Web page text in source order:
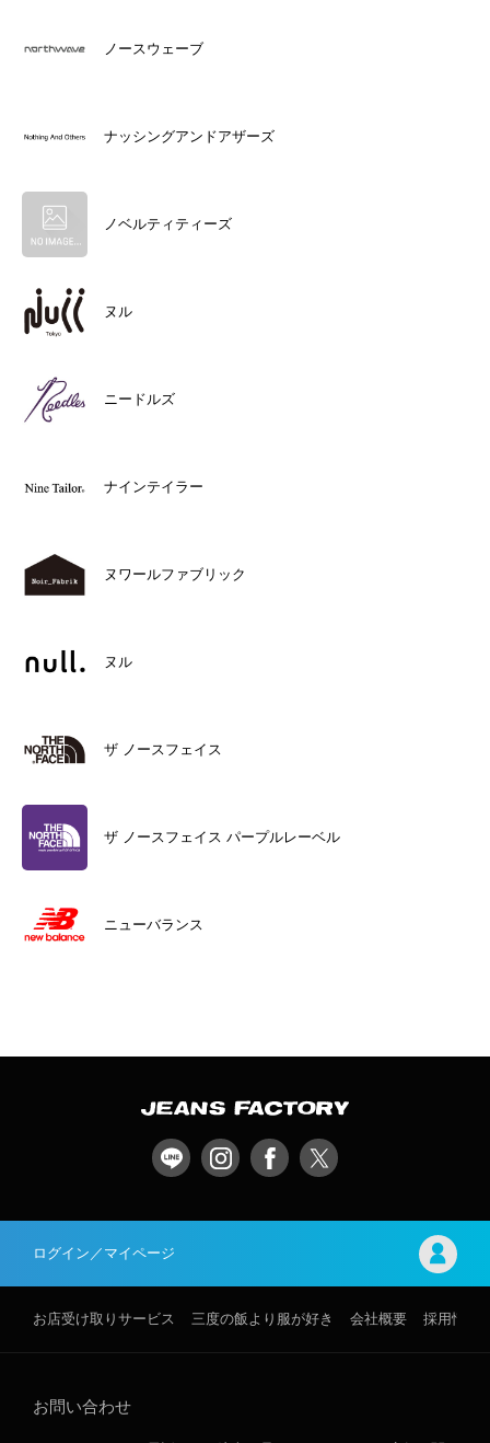
ノースウェーブ
ナッシングアンドアザーズ
ノベルティティーズ
ヌル
ニードルズ
ナインテイラー
ヌワールファブリック
ヌル
ザ ノースフェイス
ザ ノースフェイス パープルレーベル
ニューバランス
ログイン／マイページ
お店受け取りサービス 三度の飯より服が好き 会社概要 採用情報
お問い合わせ